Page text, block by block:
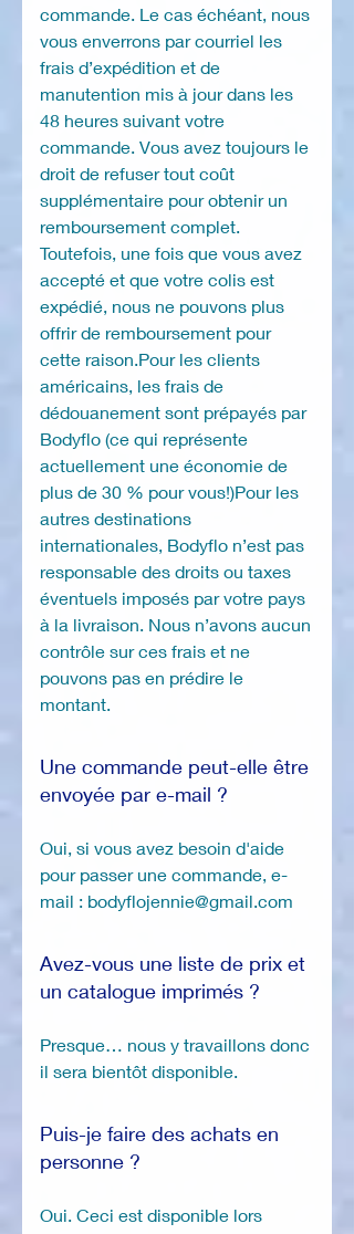
commande. Le cas échéant, nous
vous enverrons par courriel les
frais d’expédition et de
manutention mis à jour dans les
48 heures suivant votre
commande. Vous avez toujours le
droit de refuser tout coût
supplémentaire pour obtenir un
remboursement complet.
Toutefois, une fois que vous avez
accepté et que votre colis est
expédié, nous ne pouvons plus
offrir de remboursement pour
cette raison.Pour les clients
américains, les frais de
dédouanement sont prépayés par
Bodyflo (ce qui représente
actuellement une économie de
plus de 30 % pour vous!)Pour les
autres destinations
internationales, Bodyflo n’est pas
responsable des droits ou taxes
éventuels imposés par votre pays
à la livraison. Nous n’avons aucun
contrôle sur ces frais et ne
pouvons pas en prédire le
montant.
Une commande peut-elle être
envoyée par e-mail ?
Oui, si vous avez besoin d'aide
pour passer une commande, e-
mail : bodyflojennie@gmail.com
Avez-vous une liste de prix et
un catalogue imprimés ?
Presque… nous y travaillons donc
il sera bientôt disponible.
Puis-je faire des achats en
personne ?
Oui. Ceci est disponible lors